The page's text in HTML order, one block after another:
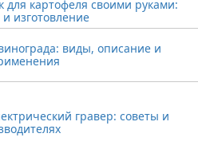
для картофеля своими руками:
изготовление
виды, описание и
гравер: советы и